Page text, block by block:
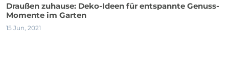
Draußen zuhause: Deko-Ideen für entspannte Genuss-
Momente im Garten
15 Jun, 2021